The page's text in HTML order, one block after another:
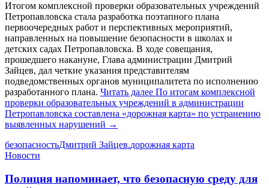
Итогом комплексной проверки образовательных учреждений
Петропавловска стала разработка поэтапного плана
первоочередных работ и перспективных мероприятий,
направленных на повышение безопасности в школах и
детских садах Петропавловска. В ходе совещания,
прошедшего накануне, Глава администрации Дмитрий
Зайцев, дал четкие указания представителям
подведомственных органов муниципалитета по исполнению
разработанного плана. Читать далее По итогам комплексной
проверки образовательных учреждений в администрации
Петропавловска составлена «дорожная карта» по устранению
выявленных нарушений →
безопасностьДмитрий Зайцев.дорожная карта
Новости
Полиция напоминает, что безопасную среду для